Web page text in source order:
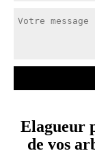
Elagueur
de vos